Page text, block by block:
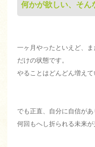
何かが欲しい、そん
一ヶ月やったといえど、
だけの状態です。
やることはどんどん増えて
でも正直、自分に自信が
何回もへし折られる未来が